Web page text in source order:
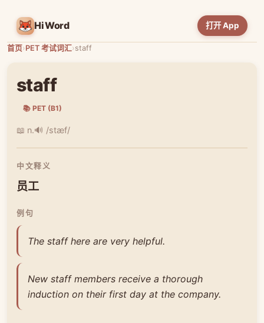
HiWord 打开 App
首页›PET 考试词汇›staff
staff
📚 PET (B1)
📖 n.🔊 /stæf/
中文释义
员工
例句
The staff here are very helpful.
New staff members receive a thorough
induction on their first day at the company.